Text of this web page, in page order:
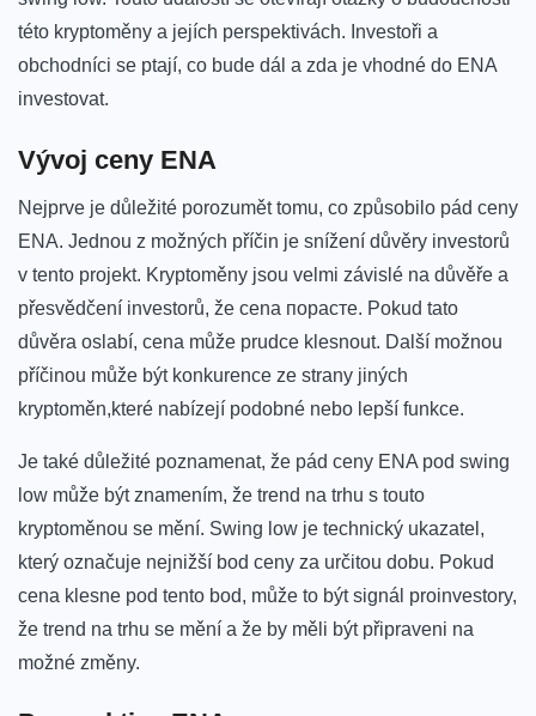
této kryptoměny a ​jejích perspektivách. Investoři a
obchodníci se ptají, co⁢ bude dál a zda ⁢je vhodné ​do ENA
investovat.
Vývoj ceny⁣ ENA
Nejprve je důležité porozumět ​tomu, co způsobilo pád ceny
ENA. Jednou z možných příčin je snížení důvěry investorů
v tento projekt. Kryptoměny jsou velmi závislé⁢ na důvěře a
přesvědčení investorů, že ‍cena порастe. Pokud tato
důvěra oslabí, cena​ může ‌prudce klesnout. Další možnou
příčinou může být konkurence ze strany jiných
kryptoměn,které ‍nabízejí podobné⁢ nebo lepší funkce.
Je také důležité poznamenat, že pád ceny ENA pod swing
low může být znamením, že trend na trhu s touto
kryptoměnou se mění. Swing low je technický ukazatel,
který označuje nejnižší bod ceny za určitou dobu. Pokud
cena klesne pod tento bod, může to být signál proinvestory,
že trend na⁤ trhu se mění a že by měli ​být připraveni na
možné změny.